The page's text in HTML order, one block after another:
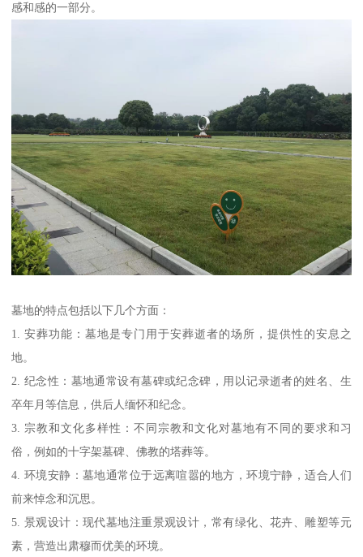
感和感的一部分。
墓地的特点包括以下几个方面：
1. 安葬功能：墓地是专门用于安葬逝者的场所，提供性的安息之
地。
2. 纪念性：墓地通常设有墓碑或纪念碑，用以记录逝者的姓名、生
卒年月等信息，供后人缅怀和纪念。
3. 宗教和文化多样性：不同宗教和文化对墓地有不同的要求和习
俗，例如的十字架墓碑、佛教的塔葬等。
4. 环境安静：墓地通常位于远离喧嚣的地方，环境宁静，适合人们
前来悼念和沉思。
5. 景观设计：现代墓地注重景观设计，常有绿化、花卉、雕塑等元
素，营造出肃穆而优美的环境。